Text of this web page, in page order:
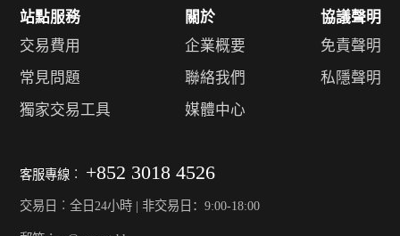
站點服務
交易費用
常見問題
獨家交易工具
關於
企業概要
聯絡我們
媒體中心
協議聲明
免責聲明
私隱聲明
客服專線︰ +852 3018 4526
交易日︰全日24小時 | 非交易日：9:00-18:00